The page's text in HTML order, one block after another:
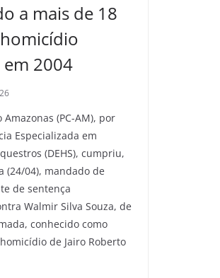
a mais de 18
2004
Amazonas (PC-AM), por
Especializada em
(DEHS), cumpriu,
(24/04), mandado de
de sentença
Walmir Silva Souza, de
conhecido como
de Jairo Roberto